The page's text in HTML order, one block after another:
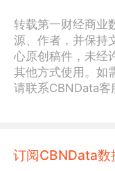
转载第一财经商业
源、作者，并保持
心原创稿件，未经
其他方式使用。如
请联系CBNData客
订阅CBNData数